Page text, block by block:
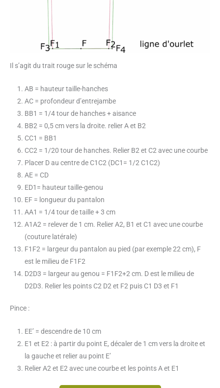
Il s’agit du trait rouge sur le schéma
AB = hauteur taille-hanches
AC = profondeur d’entrejambe
BB1 = 1/4 tour de hanches + aisance
BB2 = 0,5 cm vers la droite. relier A et B2
CC1 = BB1
CC2 = 1/20 tour de hanches. Relier B2 et C2 avec une courbe
Placer D au centre de C1C2 (DC1= 1/2 C1C2)
AE = CD
ED1= hauteur taille-genou
EF = longueur du pantalon
AA1 = 1/4 tour de taille + 3 cm
A1A2 = relever de 1 cm. Relier A2, B1 et C1 avec une courbe
(couture latérale)
F1F2 = largeur du pantalon au pied (par exemple 22 cm), F
est le milieu de F1F2
D2D3 = largeur au genou = F1F2+2 cm. D est le milieu de
D2D3. Relier les points C2 D2 et F2 puis C1 D3 et F1
Pince :
EE’ = descendre de 10 cm
E1 et E2 : à partir du point E, décaler de 1 cm vers la droite et
la gauche et relier au point E’
Relier A2 et E2 avec une courbe et les points A et E1